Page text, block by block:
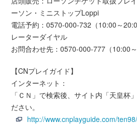
ーソン・ミニストップLoppi
電話予約：0570-000-732（10:00～
レーターダイヤル
お問合わせ先：0570-000-777（10:00～
【CNプレイガイド】
インターネット：
「ＣＮ」で検索後、サイト内「天皇杯
ださい。
http://www.cnplayguide.com/ten98/